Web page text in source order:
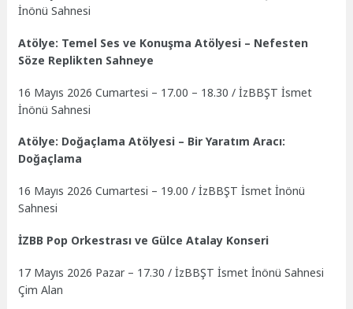
İnönü Sahnesi
Atölye: Temel Ses ve Konuşma Atölyesi – Nefesten
Söze Replikten Sahneye
16 Mayıs 2026 Cumartesi – 17.00 – 18.30 / İzBBŞT İsmet
İnönü Sahnesi
Atölye: Doğaçlama Atölyesi – Bir Yaratım Aracı:
Doğaçlama
16 Mayıs 2026 Cumartesi – 19.00 / İzBBŞT İsmet İnönü
Sahnesi
İZBB Pop Orkestrası ve Gülce Atalay Konseri
17 Mayıs 2026 Pazar – 17.30 / İzBBŞT İsmet İnönü Sahnesi
Çim Alan